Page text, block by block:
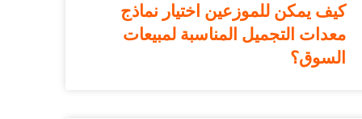
كيف يمكن للموزعين اختيار نماذج
معدات التجميل المناسبة لمبيعات
السوق؟